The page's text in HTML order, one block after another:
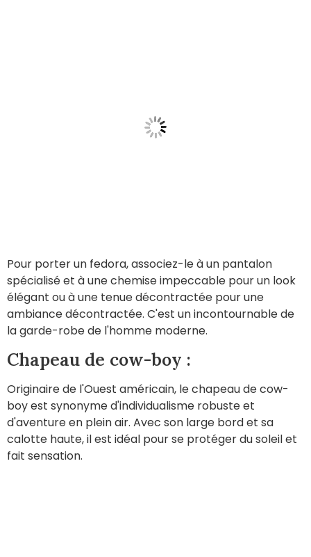
Pour porter un fedora, associez-le à un pantalon
spécialisé et à une chemise impeccable pour un look
élégant ou à une tenue décontractée pour une
ambiance décontractée. C'est un incontournable de
la garde-robe de l'homme moderne.
Chapeau de cow-boy :
Originaire de l'Ouest américain, le chapeau de cow-
boy est synonyme d'individualisme robuste et
d'aventure en plein air. Avec son large bord et sa
calotte haute, il est idéal pour se protéger du soleil et
fait sensation.